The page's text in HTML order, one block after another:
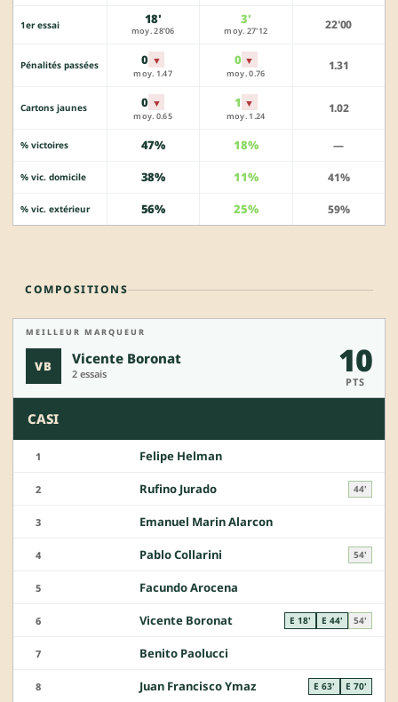
1er essai 18'
moy. 28'06
3'
moy. 27'12 22'00
Pénalités passées 0 ▼
moy. 1.47
0 ▼
moy. 0.76
1.31
Cartons jaunes 0 ▼
moy. 0.65
1 ▼
moy. 1.24
1.02
% victoires 47% 18% —
% vic. domicile 38% 11% 41%
% vic. extérieur 56% 25% 59%
COMPOSITIONS
MEILLEUR MARQUEUR
VB Vicente Boronat
2 essais 10
PTS
CASI
1 Felipe Helman
2 Rufino Jurado 44'
3 Emanuel Marin Alarcon
4 Pablo Collarini 54'
5 Facundo Arocena
6 Vicente Boronat E 18' E 44' 54'
7 Benito Paolucci
8 Juan Francisco Ymaz E 63' E 70'